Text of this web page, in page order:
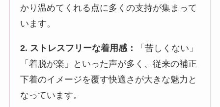
かり温めてくれる点に多くの支持が集まって
います。
2. ストレスフリーな着用感：
「苦しくない」
「着脱が楽」といった声が多く、従来の補正
下着のイメージを覆す快適さが大きな魅力と
なっています。